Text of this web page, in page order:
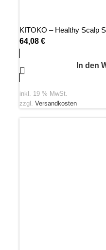
KITOKO – Healthy Scalp
64,08 €
In den
inkl. 19 % MwSt.
zzgl. Versandkosten